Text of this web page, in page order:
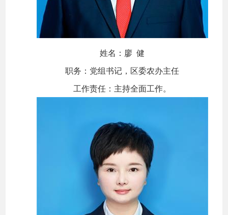
姓名：廖 健
职务：党组书记，区委农办主任
工作责任：主持全面工作。